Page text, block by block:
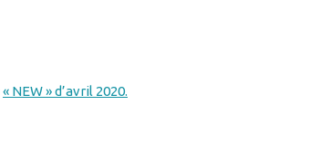
« NEW » d’avril 2020.